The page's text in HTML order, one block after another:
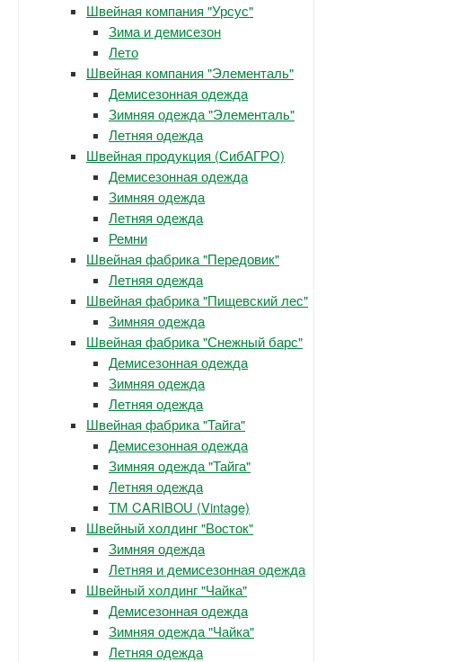
Швейная компания "Урсус"
Зима и демисезон
Лето
Швейная компания "Элементаль"
Демисезонная одежда
Зимняя одежда "Элементаль"
Летняя одежда
Швейная продукция (СибАГРО)
Демисезонная одежда
Зимняя одежда
Летняя одежда
Ремни
Швейная фабрика "Передовик"
Летняя одежда
Швейная фабрика "Пищевский лес"
Зимняя одежда
Швейная фабрика "Снежный барс"
Демисезонная одежда
Зимняя одежда
Летняя одежда
Швейная фабрика "Тайга"
Демисезонная одежда
Зимняя одежда "Тайга"
Летняя одежда
ТМ CARIBOU (Vintage)
Швейный холдинг "Восток"
Зимняя одежда
Летняя и демисезонная одежда
Швейный холдинг "Чайка"
Демисезонная одежда
Зимняя одежда "Чайка"
Летняя одежда